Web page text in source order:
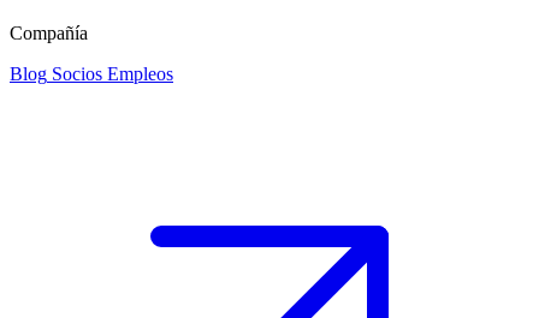
Compañía
Blog Socios Empleos